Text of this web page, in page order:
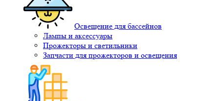
Освещение для бассейнов
Лампы и аксессуары
Прожекторы и светильники
Запчасти для прожекторов и освещения